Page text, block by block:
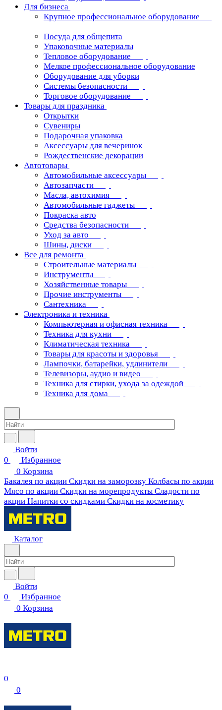
Для бизнеса
Крупное профессиональное оборудование
Посуда для общепита
Упаковочные материалы
Тепловое оборудование
Мелкое профессиональное оборудование
Оборудование для уборки
Системы безопасности
Торговое оборудование
Товары для праздника
Открытки
Сувениры
Подарочная упаковка
Аксессуары для вечеринок
Рождественские декорации
Автотовары
Автомобильные аксессуары
Автозапчасти
Масла, автохимия
Автомобильные гаджеты
Покраска авто
Средства безопасности
Уход за авто
Шины, диски
Все для ремонта
Строительные материалы
Инструменты
Хозяйственные товары
Прочие инструменты
Сантехника
Электроника и техника
Компьютерная и офисная техника
Техника для кухни
Климатическая техника
Товары для красоты и здоровья
Лампочки, батарейки, удлинители
Телевизоры, аудио и видео
Техника для стирки, ухода за одеждой
Техника для дома
Войти
0
Избранное
0 Корзина
Бакалея по акции Скидки на заморозку Колбасы по акции
Мясо по акции Скидки на морепродукты Сладости по
акции Напитки со скидками Скидки на косметику
Каталог
Войти
0
Избранное
0 Корзина
0
0